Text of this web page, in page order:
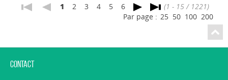
1 2 3 4 5 6
(1 - 15 / 1221)
Par page : 25 50 100 200
Contact